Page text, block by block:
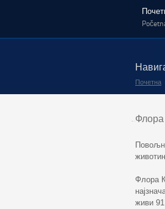
Почетна
Флора
живи